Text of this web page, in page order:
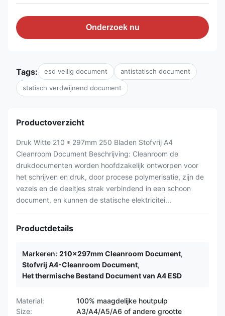
Onderzoek nu
Tags: esd veilig document antistatisch document
statisch verdwijnend document
Productoverzicht
Druk Witte 210 * 297mm 250 Bladen Stofvrij A4
Cleanroom Document Beschrijving: Cleanroom de
drukdocumenten worden hoofdzakelijk ontworpen voor
het schrijven en druk, door procese polymerisatie, zijn de
vezels en de deeltjes strak verbindend in een schoon
document, en kunnen de statische elektricitei...
Productdetails
Markeren: 210x297mm Cleanroom Document,
Stofvrij A4-Cleanroom Document,
Het thermische Bestand Document van A4 ESD
Material:
100% maagdelijke houtpulp
Size:
A3/A4/A5/A6 of andere grootte